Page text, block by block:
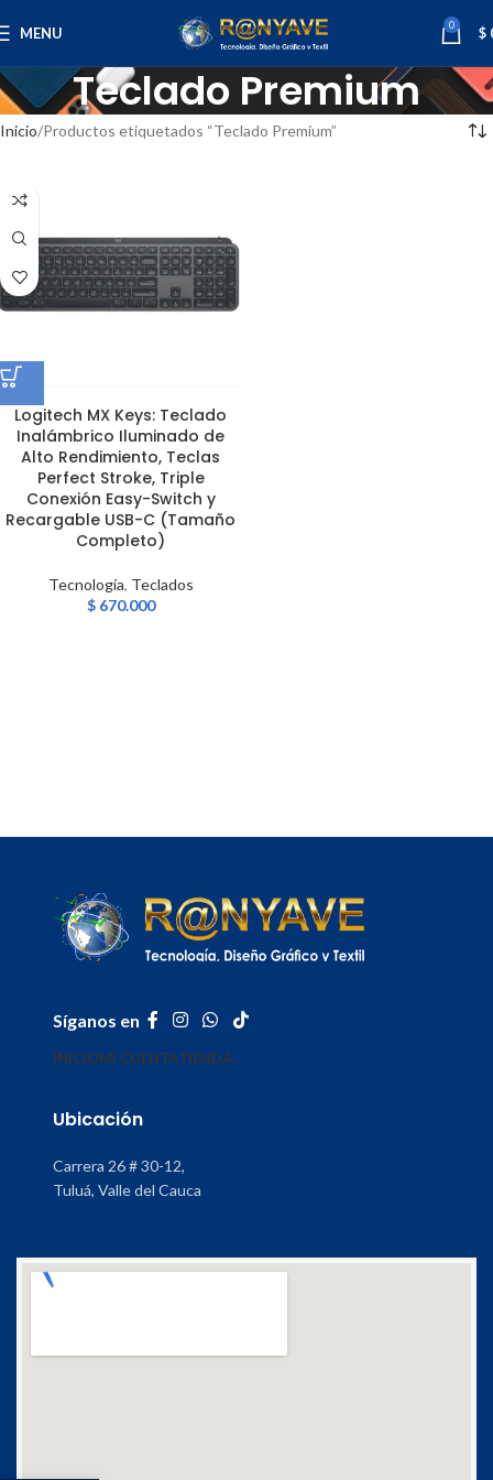
MENU 0 $
Teclado Premium
Inicio Productos etiquetados “Teclado Premium”
Logitech MX Keys: Teclado
Inalámbrico Iluminado de
Alto Rendimiento, Teclas
Perfect Stroke, Triple
Conexión Easy-Switch y
Recargable USB-C (Tamaño
Completo)
Tecnología, Teclados
$670.000
Síganos en
INICIOMI CUENTATIENDA
Ubicación
Carrera 26 # 30-12,
Tuluá, Valle del Cauca